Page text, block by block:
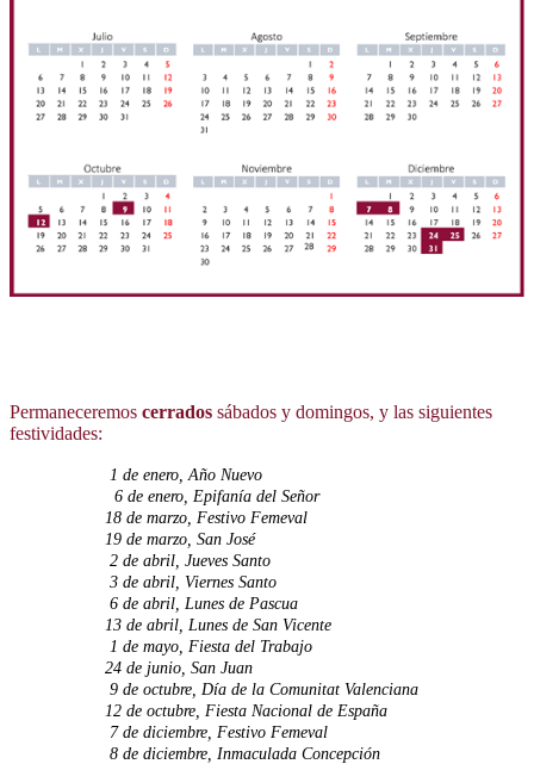
Permaneceremos cerrados sábados y domingos, y las siguientes
festividades:
1 de enero, Año Nuevo
6 de enero, Epifanía del Señor
18 de marzo, Festivo Femeval
19 de marzo, San José
2 de abril, Jueves Santo
3 de abril, Viernes Santo
6 de abril, Lunes de Pascua
13 de abril, Lunes de San Vicente
1 de mayo, Fiesta del Trabajo
24 de junio, San Juan
9 de octubre, Día de la Comunitat Valenciana
12 de octubre, Fiesta Nacional de España
7 de diciembre, Festivo Femeval
8 de diciembre, Inmaculada Concepción